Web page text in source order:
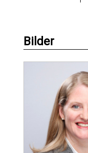
Bilder